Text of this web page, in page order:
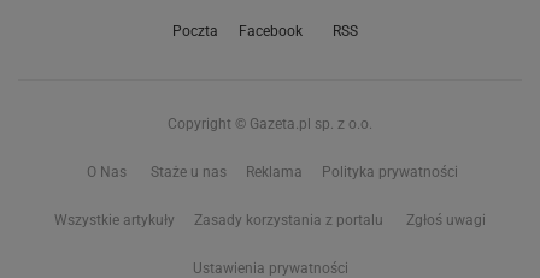
Poczta Facebook RSS
Copyright © Gazeta.pl sp. z o.o.
O Nas Staże u nas Reklama Polityka prywatności
Wszystkie artykuły Zasady korzystania z portalu Zgłoś uwagi
Ustawienia prywatności